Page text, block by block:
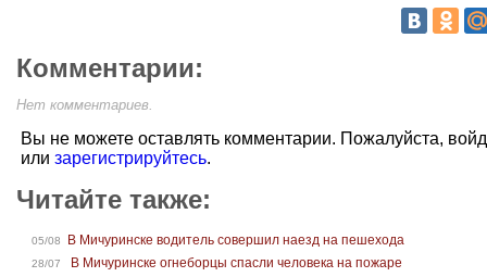
Комментарии:
Нет комментариев.
Вы не можете оставлять комментарии. Пожалуйста,
или зарегистрируйтесь.
Читайте также:
05/08 В Мичуринске водитель совершил наезд на пешехода
28/07 В Мичуринске огнеборцы спасли человека на пожаре